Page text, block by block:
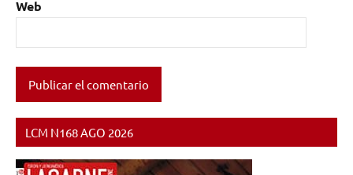
Web
LCM N168 AGO 2026